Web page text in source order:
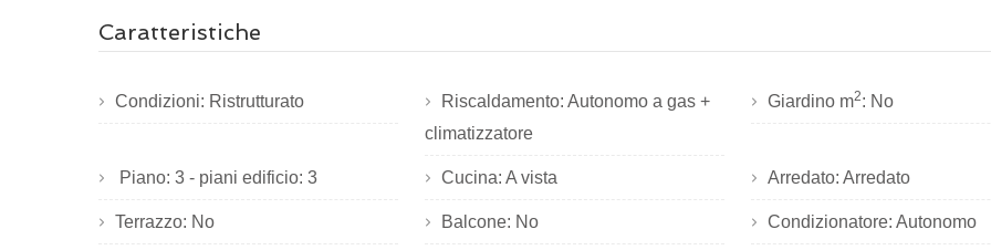
Caratteristiche
Condizioni: Ristrutturato
Riscaldamento: Autonomo a gas +
climatizzatore
Giardino m2: No
Piano: 3 - piani edificio: 3 Cucina: A vista Arredato: Arredato
Terrazzo: No Balcone: No Condizionatore: Autonomo